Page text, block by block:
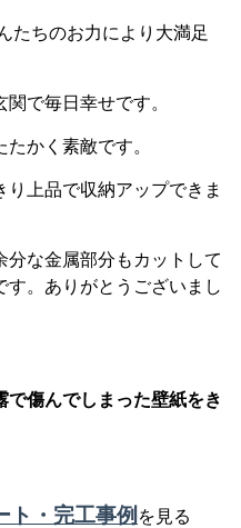
たちのお力により大満足
で毎日幸せです。
かく素敵です。
上品で収納アップできま
分な金属部分もカットして
。ありがとうございまし
で傷んでしまった壁紙をき
ト・完工事例 を見る